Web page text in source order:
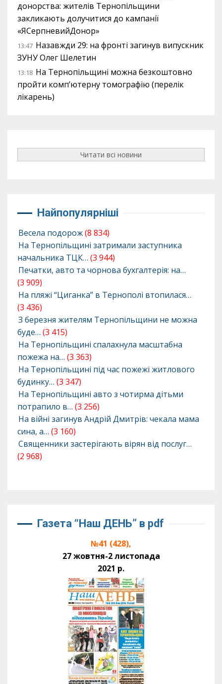
донорства: жителів Тернопільщини
закликають долучитися до кампанії
«ЯСерпневийДонор»
13:47 Назавжди 29: на фронті загинув випускник
ЗУНУ Олег Шелетин
13:18 На Тернопільщині можна безкоштовно
пройти комп’ютерну томографію (перелік
лікарень)
Читати всі новини
Найпопулярніші
Весела подорож(8 834)
На Тернопільщині затримали заступника
начальника ТЦК… (3 944)
Печатки, авто та чорнова бухгалтерія: на…
(3 909)
На пляжі “Циганка” в Тернополі втопилася…
(3 436)
З березня жителям Тернопільщини не можна
буде… (3 415)
На Тернопільщині спалахнула масштабна
пожежа на… (3 363)
На Тернопільщині під час пожежі житлового
будинку… (3 347)
На Тернопільщині авто з чотирма дітьми
потрапило в… (3 256)
На війні загинув Андрій Дмитрів: чекала мама
сина, а… (3 160)
Священники застерігають вірян від послуг…
(2 968)
Газета “Наш ДЕНЬ” в pdf
№41 (428),
27 жовтня-2 листопада
2021 р.